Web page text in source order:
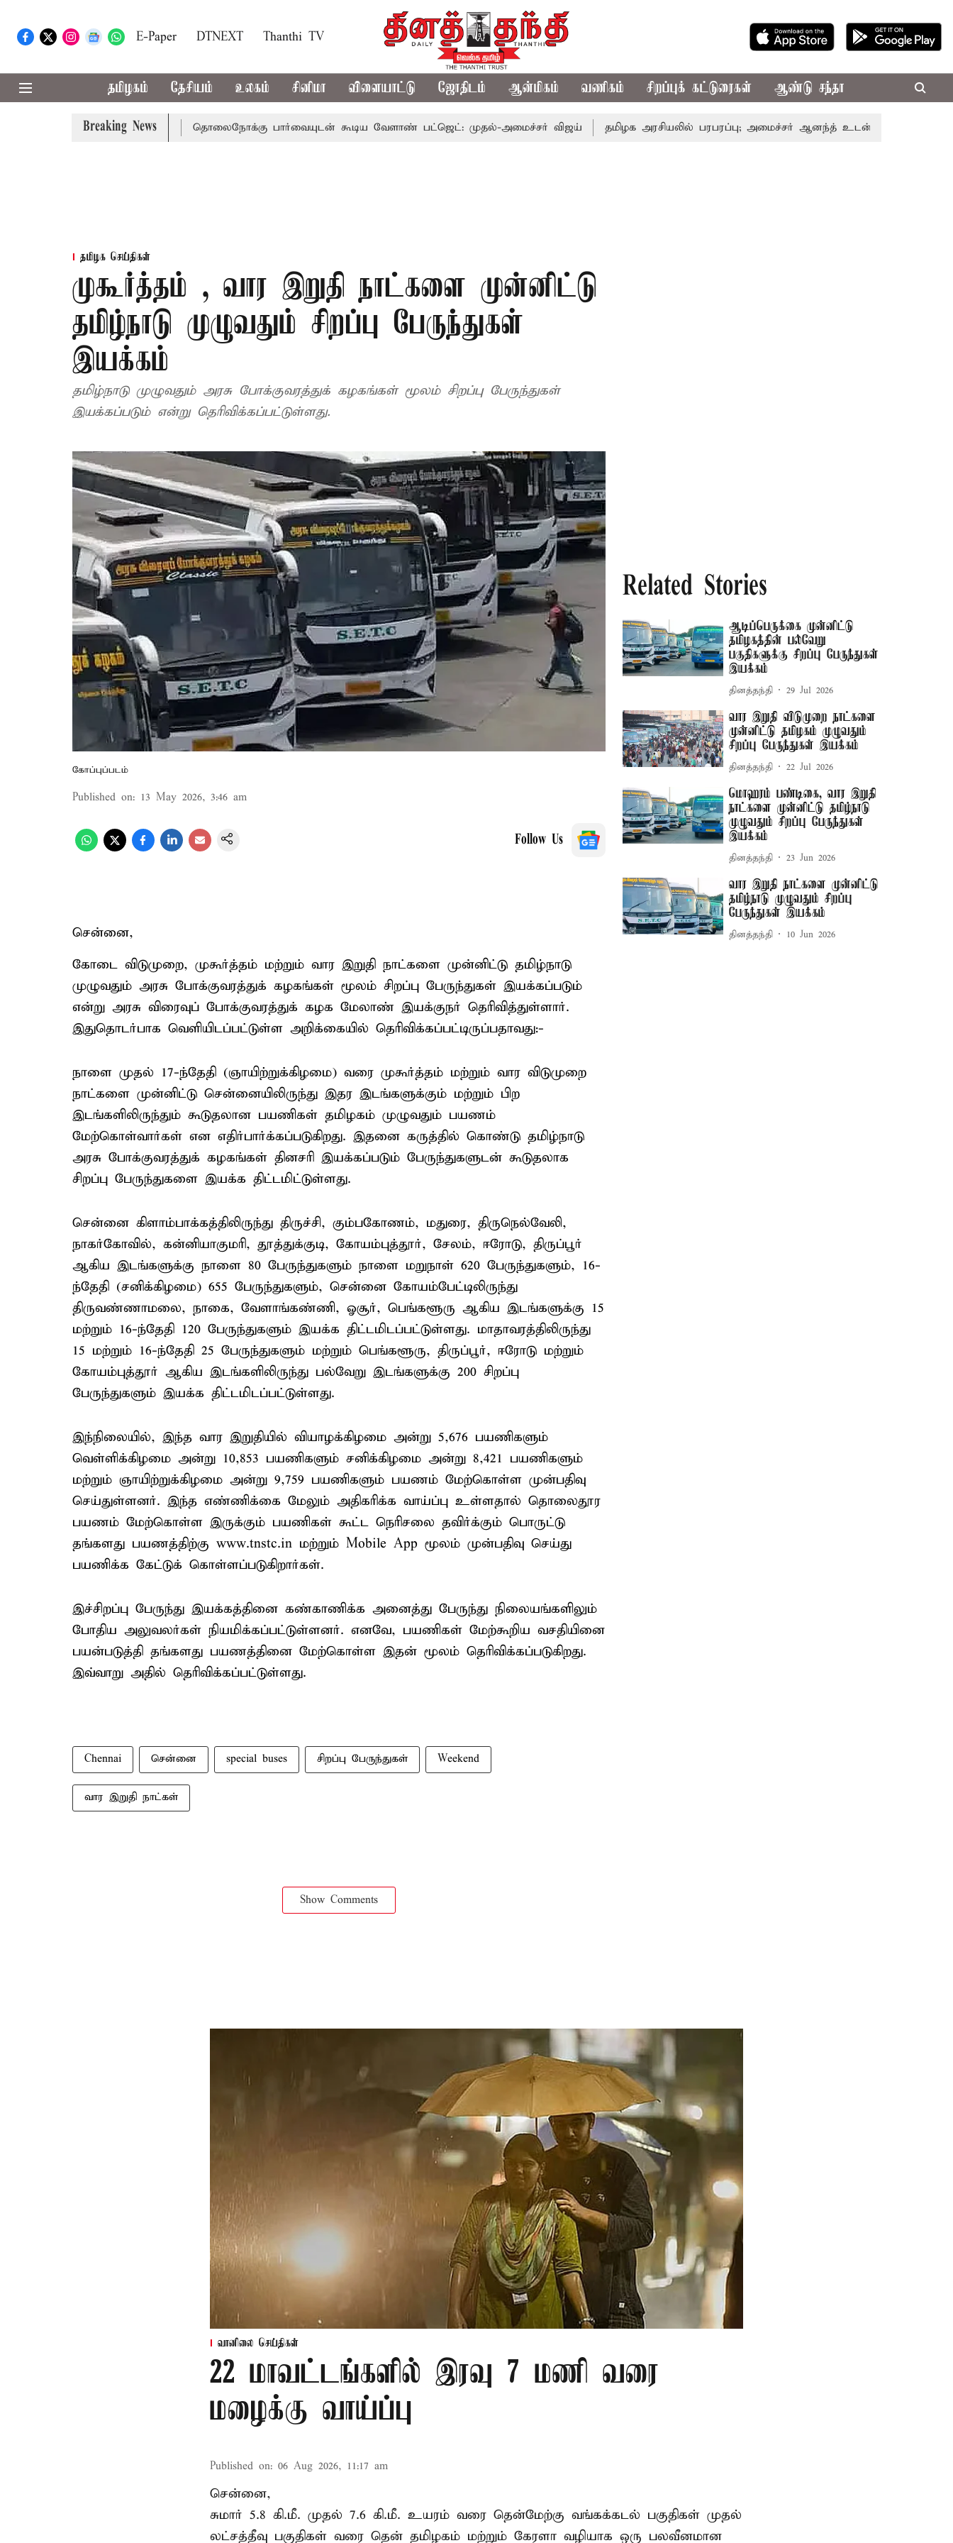
E-Paper DTNEXT Thanthi TV
தமிழகம் தேசியம் உலகம் சினிமா விளையாட்டு ஜோதிடம் ஆன்மிகம் வணிகம் சிறப்புக் கட்டுரைகள் ஆண்டு சந்தா
Breaking News
பிடிவாராண்ட் தொலைநோக்கு பார்வையுடன் கூடிய வேளாண் பட்ஜெட்: முதல்-அமைச்சர் விஜய் தமிழக அரசியலில் பரபரப்பு; அமைச்சர் ஆனந்த் உடன் சி.வி. சண்முகம்,
தமிழக செய்திகள்
முகூர்த்தம் , வார இறுதி நாட்களை முன்னிட்டு
தமிழ்நாடு முழுவதும் சிறப்பு பேருந்துகள்
இயக்கம்
தமிழ்நாடு முழுவதும் அரசு போக்குவரத்துக் கழகங்கள் மூலம் சிறப்பு பேருந்துகள்
இயக்கப்படும் என்று தெரிவிக்கப்பட்டுள்ளது.
கோப்புப்படம்
Published on: 13 May 2026, 3:46 am
Follow Us
சென்னை,
கோடை விடுமுறை, முகூர்த்தம் மற்றும் வார இறுதி நாட்களை முன்னிட்டு தமிழ்நாடு
முழுவதும் அரசு போக்குவரத்துக் கழகங்கள் மூலம் சிறப்பு பேருந்துகள் இயக்கப்படும்
என்று அரசு விரைவுப் போக்குவரத்துக் கழக மேலாண் இயக்குநர் தெரிவித்துள்ளார்.
இதுதொடர்பாக வெளியிடப்பட்டுள்ள அறிக்கையில் தெரிவிக்கப்பட்டிருப்பதாவது:-
நாளை முதல் 17-ந்தேதி (ஞாயிற்றுக்கிழமை) வரை முகூர்த்தம் மற்றும் வார விடுமுறை
நாட்களை முன்னிட்டு சென்னையிலிருந்து இதர இடங்களுக்கும் மற்றும் பிற
இடங்களிலிருந்தும் கூடுதலான பயணிகள் தமிழகம் முழுவதும் பயணம்
மேற்கொள்வார்கள் என எதிர்பார்க்கப்படுகிறது. இதனை கருத்தில் கொண்டு தமிழ்நாடு
அரசு போக்குவரத்துக் கழகங்கள் தினசரி இயக்கப்படும் பேருந்துகளுடன் கூடுதலாக
சிறப்பு பேருந்துகளை இயக்க திட்டமிட்டுள்ளது.
சென்னை கிளாம்பாக்கத்திலிருந்து திருச்சி, கும்பகோணம், மதுரை, திருநெல்வேலி,
நாகர்கோவில், கன்னியாகுமரி, தூத்துக்குடி, கோயம்புத்தூர், சேலம், ஈரோடு, திருப்பூர்
ஆகிய இடங்களுக்கு நாளை 80 பேருந்துகளும் நாளை மறுநாள் 620 பேருந்துகளும், 16-
ந்தேதி (சனிக்கிழமை) 655 பேருந்துகளும், சென்னை கோயம்பேட்டிலிருந்து
திருவண்ணாமலை, நாகை, வேளாங்கண்ணி, ஓசூர், பெங்களூரு ஆகிய இடங்களுக்கு 15
மற்றும் 16-ந்தேதி 120 பேருந்துகளும் இயக்க திட்டமிடப்பட்டுள்ளது. மாதாவரத்திலிருந்து
15 மற்றும் 16-ந்தேதி 25 பேருந்துகளும் மற்றும் பெங்களூரு, திருப்பூர், ஈரோடு மற்றும்
கோயம்புத்தூர் ஆகிய இடங்களிலிருந்து பல்வேறு இடங்களுக்கு 200 சிறப்பு
பேருந்துகளும் இயக்க திட்டமிடப்பட்டுள்ளது.
இந்நிலையில், இந்த வார இறுதியில் வியாழக்கிழமை அன்று 5,676 பயணிகளும்
வெள்ளிக்கிழமை அன்று 10,853 பயணிகளும் சனிக்கிழமை அன்று 8,421 பயணிகளும்
மற்றும் ஞாயிற்றுக்கிழமை அன்று 9,759 பயணிகளும் பயணம் மேற்கொள்ள முன்பதிவு
செய்துள்ளனர். இந்த எண்ணிக்கை மேலும் அதிகரிக்க வாய்ப்பு உள்ளதால் தொலைதூர
பயணம் மேற்கொள்ள இருக்கும் பயணிகள் கூட்ட நெரிசலை தவிர்க்கும் பொருட்டு
தங்களது பயணத்திற்கு www.tnstc.in மற்றும் Mobile App மூலம் முன்பதிவு செய்து
பயணிக்க கேட்டுக் கொள்ளப்படுகிறார்கள்.
இச்சிறப்பு பேருந்து இயக்கத்தினை கண்காணிக்க அனைத்து பேருந்து நிலையங்களிலும்
போதிய அலுவலர்கள் நியமிக்கப்பட்டுள்ளனர். எனவே, பயணிகள் மேற்கூறிய வசதியினை
பயன்படுத்தி தங்களது பயணத்தினை மேற்கொள்ள இதன் மூலம் தெரிவிக்கப்படுகிறது.
இவ்வாறு அதில் தெரிவிக்கப்பட்டுள்ளது.
Chennai சென்னை special buses சிறப்பு பேருந்துகள் Weekend
வார இறுதி நாட்கள்
Show Comments
Related Stories
ஆடிப்பெருக்கை முன்னிட்டு
தமிழகத்தின் பல்வேறு
பகுதிகளுக்கு சிறப்பு பேருந்துகள்
இயக்கம்
தினத்தந்தி 29 Jul 2026
வார இறுதி விடுமுறை நாட்களை
முன்னிட்டு தமிழகம் முழுவதும்
சிறப்பு பேருந்துகள் இயக்கம்
தினத்தந்தி 22 Jul 2026
மொஹரம் பண்டிகை, வார இறுதி
நாட்களை முன்னிட்டு தமிழ்நாடு
முழுவதும் சிறப்பு பேருந்துகள்
இயக்கம்
தினத்தந்தி 23 Jun 2026
வார இறுதி நாட்களை முன்னிட்டு
தமிழ்நாடு முழுவதும் சிறப்பு
பேருந்துகள் இயக்கம்
தினத்தந்தி 10 Jun 2026
வானிலை செய்திகள்
22 மாவட்டங்களில் இரவு 7 மணி வரை
மழைக்கு வாய்ப்பு
Published on: 06 Aug 2026, 11:17 am
சென்னை,
சுமார் 5.8 கி.மீ. முதல் 7.6 கி.மீ. உயரம் வரை தென்மேற்கு வங்கக்கடல் பகுதிகள் முதல்
லட்சத்தீவு பகுதிகள் வரை தென் தமிழகம் மற்றும் கேரளா வழியாக ஒரு பலவீனமான